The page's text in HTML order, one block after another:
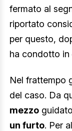
fermato al
riportato
per questo,
ha condotto in
Nel frattempo
del caso. Da
mezzo
un furto. Per